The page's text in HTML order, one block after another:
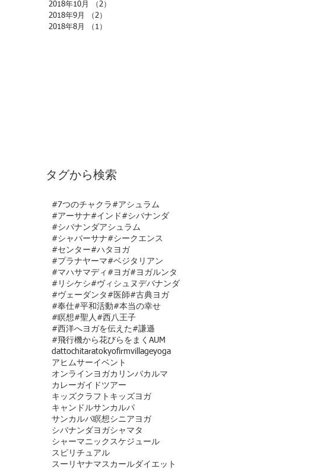
2018年10月
（2）
2018年9月
（2）
2018年8月
（1）
タグから検索
#7つのチャクラ #アシュラム
#アーサナ#インド #シバナンダ
#シバナンダアシュラム
#シャバーサナ#シークエンス
#センター#ハタヨガ
#プラナヤーマ#ベジタリアン
#マハサマディ #ヨガ#ヨガルンタ
#リシケシ#ヴィシュヌデバナンダ
#ヴェーダンタ #医師#古典ヨガ
#奉仕#平和活動#本当の幸せ
#瞑想#聖人 #西八王子
#西洋へヨガを伝えた #謙遜
#飛行機から花びらをまく AUM
dattochitaratokyofirmvillageyoga
アヒムサーイベント
オンラインヨガカリンバカルマ
カレーガイドツアー
キッズクラフト キッズヨガ
キャンドルサンカルパ
サンカルパ瞑想シニアヨガ
シバナンダヨガシャマタ
シャーマニック スケジュール
スピリチュアル
スーリヤナマスカールダイエット